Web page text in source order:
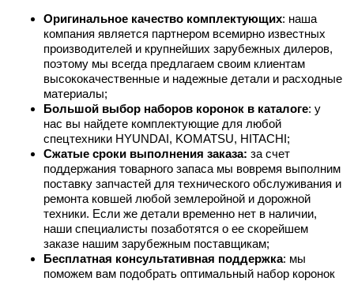
Оригинальное качество комплектующих: наша
компания является партнером всемирно известных
производителей и крупнейших зарубежных дилеров,
поэтому мы всегда предлагаем своим клиентам
высококачественные и надежные детали и расходные
материалы;
Большой выбор наборов коронок в каталоге: у
нас вы найдете комплектующие для любой
спецтехники HYUNDAI, KOMATSU, HITACHI;
Сжатые сроки выполнения заказа: за счет
поддержания товарного запаса мы вовремя выполним
поставку запчастей для технического обслуживания и
ремонта ковшей любой землеройной и дорожной
техники. Если же детали временно нет в наличии,
наши специалисты позаботятся о ее скорейшем
заказе нашим зарубежным поставщикам;
Бесплатная консультативная поддержка: мы
поможем вам подобрать оптимальный набор коронок